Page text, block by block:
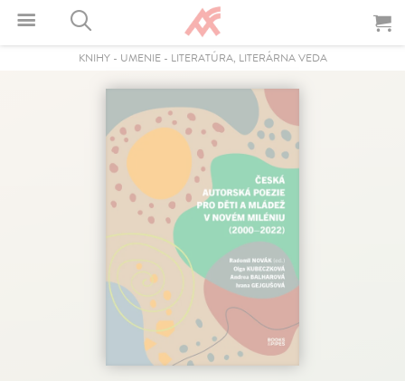
KNIHY- UMENIE- LITERATÚRA, LITERÁRNA VEDA